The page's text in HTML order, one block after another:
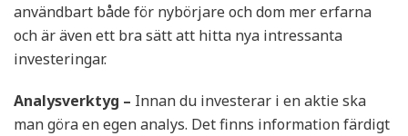
användbart både för nybörjare och dom mer erfarna
och är även ett bra sätt att hitta nya intressanta
investeringar.
Analysverktyg – Innan du investerar i en aktie ska
man göra en egen analys. Det finns information färdigt